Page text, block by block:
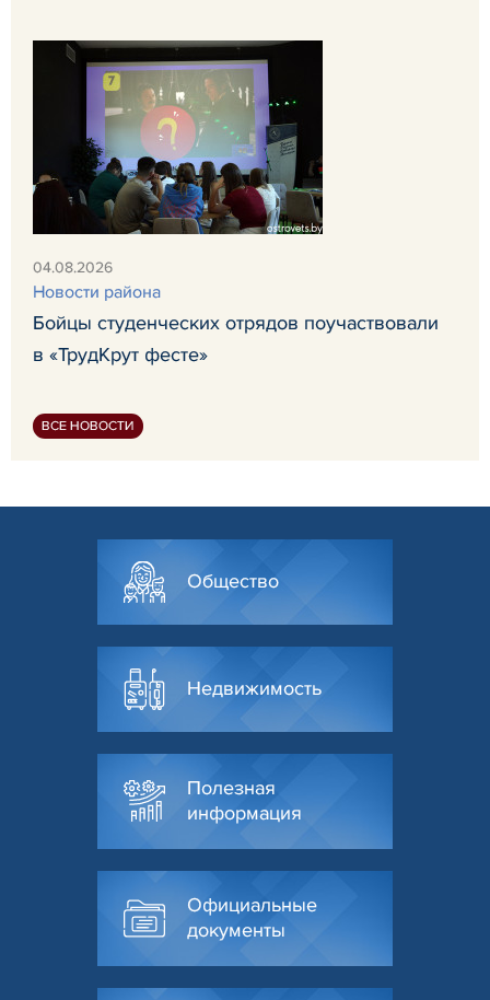
04.08.2026
Новости района
Бойцы студенческих отрядов поучаствовали
в «ТрудКрут фесте»
ВСЕ НОВОСТИ
Общество
Недвижимость
Полезная
информация
Официальные
документы